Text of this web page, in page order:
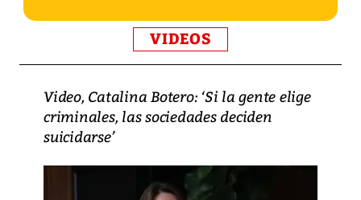
VIDEOS
Video, Catalina Botero: ‘Si la gente elige
criminales, las sociedades deciden
suicidarse’